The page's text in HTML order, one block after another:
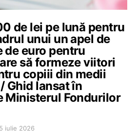
de lei pe lună pentru
unui un apel de
de euro pentru
să formeze viitori
copiii din medii
Ghid lansat în
Ministerul Fondurilor
5 iulie 2026